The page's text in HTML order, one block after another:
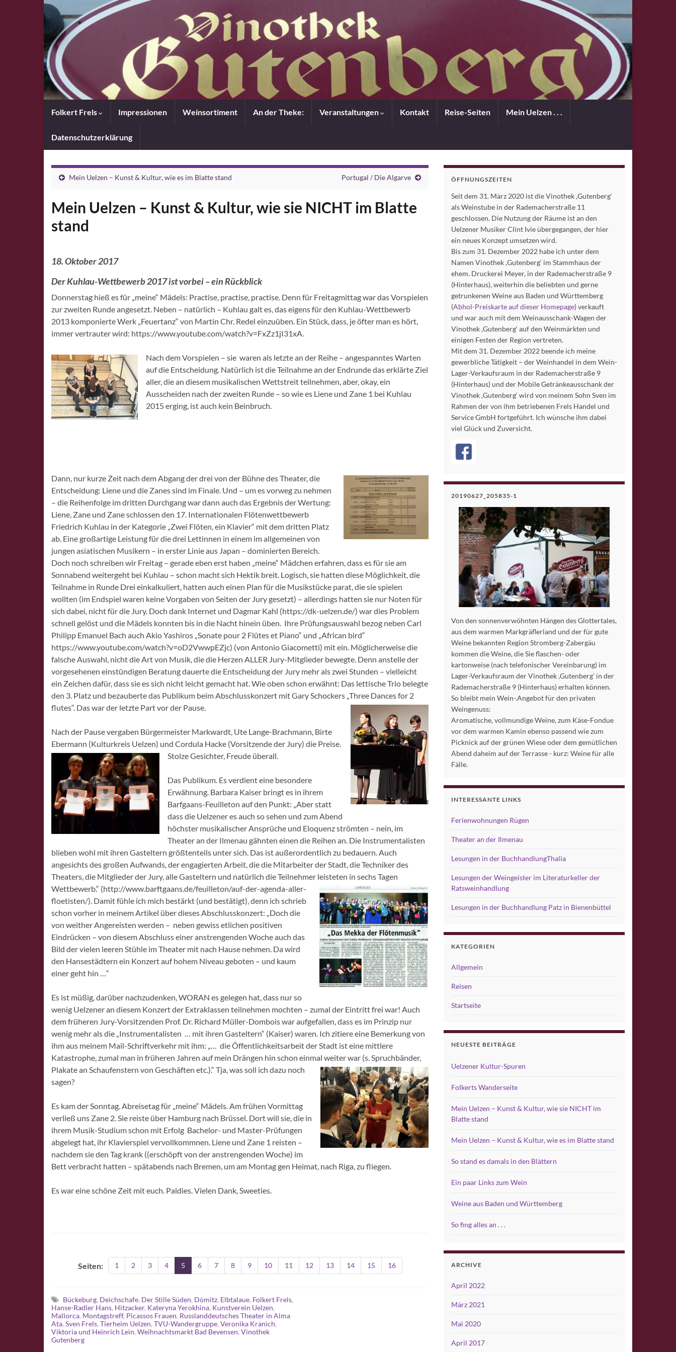
Folkert Frels Impressionen Weinsortiment An der Theke: Veranstaltungen Kontakt Reise-Seiten Mein Uelzen . . .
Datenschutzerklärung
Mein Uelzen – Kunst & Kultur, wie es im Blatte stand Portugal / Die Algarve
Mein Uelzen – Kunst & Kultur, wie sie NICHT im Blatte
stand
18. Oktober 2017
Der Kuhlau-Wettbewerb 2017 ist vorbei – ein Rückblick
Donnerstag hieß es für „meine“ Mädels: Practise, practise, practise. Denn für Freitagmittag war das Vorspielen
zur zweiten Runde angesetzt. Neben – natürlich – Kuhlau galt es, das eigens für den Kuhlau-Wettbewerb
2013 komponierte Werk „Feuertanz“ von Martin Chr. Redel einzuüben. Ein Stück, dass, je öfter man es hört,
immer vertrauter wird: https://www.youtube.com/watch?v=FxZz1jI31xA.
Nach dem Vorspielen – sie waren als letzte an der Reihe – angespanntes Warten
auf die Entscheidung. Natürlich ist die Teilnahme an der Endrunde das erklärte Ziel
aller, die an diesem musikalischen Wettstreit teilnehmen, aber, okay, ein
Ausscheiden nach der zweiten Runde – so wie es Liene und Zane 1 bei Kuhlau
2015 erging, ist auch kein Beinbruch.
Dann, nur kurze Zeit nach dem Abgang der drei von der Bühne des Theater,die
Entscheidung: Liene und die Zanes sind im Finale. Und – um es vorweg zu nehmen
– die Reihenfolge im dritten Durchgang war dann auch das Ergebnis der Wertung:
Liene, Zane und Zane schlossen den 17. Internationalen Flötenwettbewerb
Friedrich Kuhlau in der Kategorie „Zwei Flöten, ein Klavier“ mit dem dritten Platz
ab. Eine großartige Leistung für die drei Lettinnen in einem im allgemeinen von
jungen asiatischen Musikern – in erster Linie aus Japan – dominierten Bereich.
Doch noch schreiben wir Freitag – gerade eben erst haben „meine“ Mädchen erfahren, dass es für sie am
Sonnabend weitergeht bei Kuhlau – schon macht sich Hektik breit. Logisch, sie hatten diese Möglichkeit, die
Teilnahme in Runde Drei einkalkuliert, hatten auch einen Plan für die Musikstücke parat, die sie spielen
wollten (im Endspiel waren keine Vorgaben von Seiten der Jury gesetzt) – allerdings hatten sie nur Noten für
sich dabei, nicht für die Jury. Doch dank Internet und Dagmar Kahl (https://dk-uelzen.de/) war dies Problem
schnell gelöst und die Mädels konnten bis in die Nacht hinein üben. Ihre Prüfungsauswahl bezog neben Carl
Philipp Emanuel Bach auch Akio Yashiros „Sonate pour 2 Flûtes et Piano“ und „African bird“
https://www.youtube.com/watch?v=oD2VwwpEZjc) (von Antonio Giacometti) mit ein. Möglicherweise die
falsche Auswahl, nicht die Art von Musik, die die Herzen ALLER Jury-Mitglieder bewegte. Denn anstelle der
vorgesehenen einstündigen Beratung dauerte die Entscheidung der Jury mehr als zwei Stunden – vielleicht
ein Zeichen dafür, dass sie es sich nicht leicht gemacht hat. Wie oben schon erwähnt: Das lettische Trio belegte
den 3. Platz und bezauberte das Publikum beim Abschlusskonzert mit Gary Schockers „Three Dances for 2
flutes“. Das war der letzte Part vor der Pause.
Nach der Pause vergaben Bürgermeister Markwardt, Ute Lange-Brachmann, Birte
Ebermann (Kulturkreis Uelzen) und Cordula Hacke (Vorsitzende der Jury) die Preise.
Stolze Gesichter, Freude überall.
Das Publikum. Es verdient eine besondere
Erwähnung. Barbara Kaiser bringt es in ihrem
Barfgaans-Feuilleton auf den Punkt: „Aber statt
dass die Uelzener es auch so sehen und zum Abend
höchster musikalischer Ansprüche und Eloquenz strömten – nein, im
Theater an der Ilmenau gähnten einen die Reihen an. Die Instrumentalisten
blieben wohl mit ihren Gasteltern größtenteils unter sich. Das ist außerordentlich zu bedauern. Auch
angesichts des großen Aufwands, der engagierten Arbeit, die die Mitarbeiter der Stadt, die Techniker des
Theaters, die Mitglieder der Jury, alle Gasteltern und natürlich die Teilnehmer leisteten in sechs Tagen
Wettbewerb.“ (http://www.barftgaans.de/feuilleton/auf-der-agenda-aller-
floetisten/). Damit fühle ich mich bestärkt (und bestätigt), denn ich schrieb
schon vorher in meinem Artikel über dieses Abschlusskonzert: „Doch die
von weither Angereisten werden – neben gewiss etlichen positiven
Eindrücken – von diesem Abschluss einer anstrengenden Woche auch das
Bild der vielen leeren Stühle im Theater mit nach Hause nehmen. Da wird
den Hansestädtern ein Konzert auf hohem Niveau geboten – und kaum
einer geht hin …“
Es ist müßig, darüber nachzudenken, WORAN es gelegen hat, dass nur so
wenig Uelzener an diesem Konzert der Extraklassen teilnehmen mochten – zumal der Eintritt frei war! Auch
dem früheren Jury-Vorsitzenden Prof. Dr. Richard Müller-Dombois war aufgefallen, dass es im Prinzip nur
wenig mehr als die „Instrumentalisten … mit ihren Gasteltern“ (Kaiser) waren. Ich zitiere eine Bemerkung von
ihm aus meinem Mail-Schriftverkehr mit ihm: „… die Öffentlichkeitsarbeit der Stadt ist eine mittlere
Katastrophe, zumal man in früheren Jahren auf mein Drängen hin schon einmal weiter war (s. Spruchbänder,
Plakate an Schaufenstern von Geschäften etc.).“ Tja, was soll ich dazu noch
sagen?
Es kam der Sonntag. Abreisetag für „meine“ Mädels. Am frühen Vormittag
verließ uns Zane 2. Sie reiste über Hamburg nach Brüssel. Dort will sie, die in
ihrem Musik-Studium schon mit Erfolg Bachelor- und Master-Prüfungen
abgelegt hat, ihr Klavierspiel vervollkommnen. Liene und Zane 1 reisten –
nachdem sie den Tag krank ((erschöpft von der anstrengenden Woche) im
Bett verbracht hatten – spätabends nach Bremen, um am Montag gen Heimat, nach Riga, zu fliegen.
Es war eine schöne Zeit mit euch. Paldies. Vielen Dank, Sweeties.
Seiten: 1 2 3 4 5 6 7 8 9 10 11 12 13 14 15 16
Bückeburg, Deichschafe, Der Stille Süden, Dömitz, Elbtalaue, Folkert Frels,
Hanse-Radler Hans, Hitzacker, Kateryna Yerokhina, Kunstverein Uelzen,
Mallorca, Montagstreff, Picassos Frauen, Russlanddeutsches Theater in Alma
Ata, Sven Frels, Tierheim Uelzen, TVU-Wandergruppe, Veronika Kranich,
Viktoria und Heinrich Lein, Weihnachtsmarkt Bad Bevensen. Vinothek
Gutenberg
ÖFFNUNGSZEITEN
Seit dem 31. März 2020 ist die Vinothek ,Gutenberg‘
als Weinstube in der Rademacherstraße 11
geschlossen. Die Nutzung der Räume ist an den
Uelzener Musiker Clint Ivie übergegangen, der hier
ein neues Konzept umsetzen wird.
Bis zum 31. Dezember 2022 habe ich unter dem
Namen Vinothek ,Gutenberg‘ im Stammhaus der
ehem. Druckerei Meyer, in der Rademacherstraße 9
(Hinterhaus), weiterhin die beliebten und gerne
getrunkenen Weine aus Baden und Württemberg
(Abhol-Preiskarte auf dieser Homepage) verkauft
und war auch mit dem Weinausschank-Wagen der
Vinothek ,Gutenberg‘ auf den Weinmärkten und
einigen Festen der Region vertreten.
Mit dem 31. Dezember 2022 beende ich meine
gewerbliche Tätigkeit – der Weinhandel in dem Wein-
Lager-Verkaufsraum in der Rademacherstraße 9
(Hinterhaus) und der Mobile Getränkeausschank der
Vinothek ,Gutenberg‘ wird von meinem Sohn Sven im
Rahmen der von ihm betriebenen Frels Handel und
Service GmbH fortgeführt. Ich wünsche ihm dabei
viel Glück und Zuversicht.
20190627_205835-1
Von den sonnenverwöhnten Hängen des Glottertales,
aus dem warmen Markgräflerland und der für gute
Weine bekannten Region Stromberg-Zabergäu
kommen die Weine, die Sie flaschen- oder
kartonweise (nach telefonischer Vereinbarung) im
Lager-Verkaufsraum der Vinothek ,Gutenberg' in der
Rademacherstraße 9 (Hinterhaus) erhalten können.
So bleibt mein Wein-.Angebot für den privaten
Weingenuss:
Aromatische, vollmundige Weine, zum Käse-Fondue
vor dem warmen Kamin ebenso passend wie zum
Picknick auf der grünen Wiese oder dem gemütlichen
Abend daheim auf der Terrasse - kurz: Weine für alle
Fälle.
INTERESSANTE LINKS
Ferienwohnungen Rügen
Theater an der Ilmenau
Lesungen in der BuchhandlungThalia
Lesungen der Weingeister im Literaturkeller der
Ratsweinhandlung
Lesungen in der Buchhandlung Patz in Bienenbüttel
KATEGORIEN
Allgemein
Reisen
Startseite
NEUESTE BEITRÄGE
Uelzener Kultur-Spuren
Folkerts Wanderseite
Mein Uelzen – Kunst & Kultur, wie sie NICHT im
Blatte stand
Mein Uelzen – Kunst & Kultur, wie es im Blatte stand
So stand es damals in den Blättern
Ein paar Links zum Wein
Weine aus Baden und Württemberg
So fing alles an . . .
ARCHIVE
April 2022
März 2021
Mai 2020
April 2017